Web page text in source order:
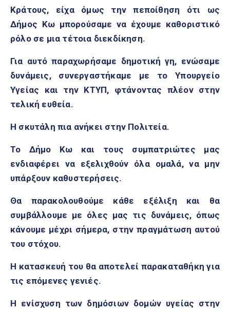
Κράτους, είχα όμως την πεποίθηση ότι ως
Δήμος Κω μπορούσαμε να έχουμε καθοριστικό
ρόλο σε μια τέτοια διεκδίκηση.
Για αυτό παραχωρήσαμε δημοτική γη, ενώσαμε
δυνάμεις, συνεργαστήκαμε με το Υπουργείο
Υγείας και την ΚΤΥΠ, φτάνοντας πλέον στην
τελική ευθεία.
Η σκυτάλη πια ανήκει στην Πολιτεία.
Το Δήμο Κω και τους συμπατριώτες μας
ενδιαφέρει να εξελιχθούν όλα ομαλά, να μην
υπάρξουν καθυστερήσεις.
Θα παρακολουθούμε κάθε εξέλιξη και θα
συμβάλλουμε με όλες μας τις δυνάμεις, όπως
κάνουμε μέχρι σήμερα, στην πραγμάτωση αυτού
του στόχου.
Η κατασκευή του θα αποτελεί παρακαταθήκη για
τις επόμενες γενιές.
Η ενίσχυση των δημόσιων δομών υγείας στην